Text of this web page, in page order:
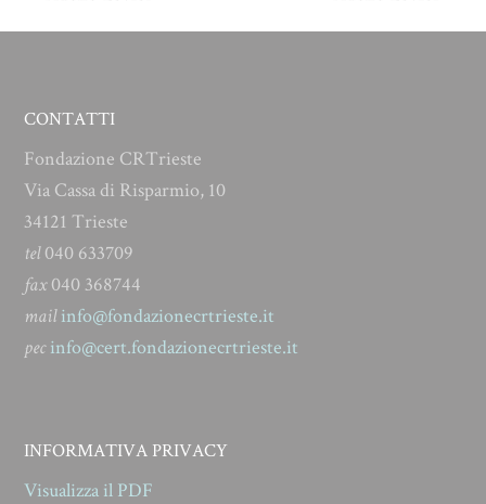
CONTATTI
Fondazione CRTrieste
Via Cassa di Risparmio, 10
34121 Trieste
tel040 633709
fax040 368744
mailinfo@fondazionecrtrieste.it
pecinfo@cert.fondazionecrtrieste.it
INFORMATIVA PRIVACY
Visualizza il PDF